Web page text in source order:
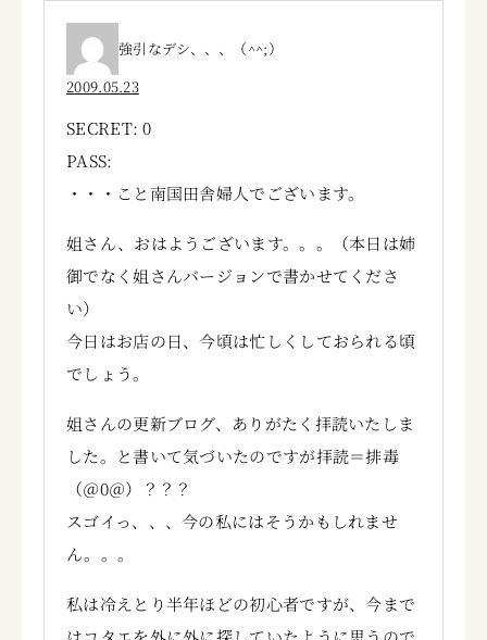
強引なデシ、、、（^^;）
2009.05.23
SECRET: 0
PASS:
・・・こと南国田舎婦人でございます。
姐さん、おはようございます。。。（本日は姉
御でなく姐さんバージョンで書かせてくださ
い）
今日はお店の日、今頃は忙しくしておられる頃
でしょう。
姐さんの更新ブログ、ありがたく拝読いたしま
した。と書いて気づいたのですが拝読＝排毒
（＠0＠）？？？
スゴイっ、、、今の私にはそうかもしれませ
ん。。。
私は冷えとり半年ほどの初心者ですが、今まで